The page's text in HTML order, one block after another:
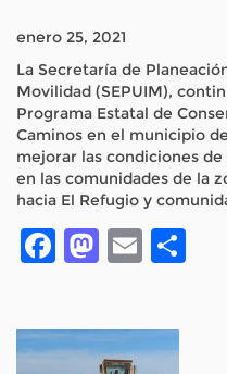
enero 25, 2021
La Secretaría de
Movilidad (SEPUIM),
Programa Estatal de
Caminos en el municipio
mejorar las condiciones
en las comunidades de la
hacia El Refugio y
Facebook
Email